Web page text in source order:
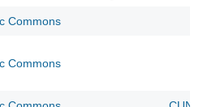
Commons
Commons